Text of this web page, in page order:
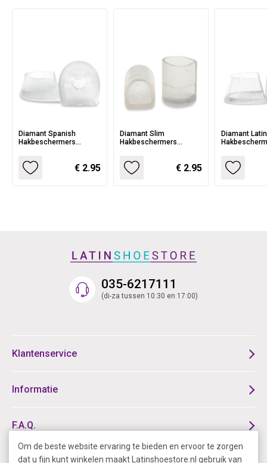
Diamant Spanish
Hakbeschermers
€ 2.95
Diamant Slim
Hakbeschermers
€ 2.95
Diamant
035-6217111
(di-za tussen 10:30 en 17:00)
Klantenservice
Informatie
F.A.Q.
Om de beste website ervaring te bieden en ervoor te zorgen
dat u fijn kunt winkelen maakt Latinshoestore.nl gebruik van